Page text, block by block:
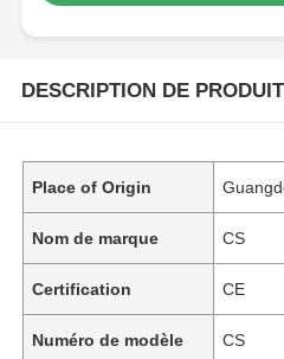
DESCRIPTION DE PRODUIT
Place of Origin
Nom de marque CS
Certification CE
Numéro de modèle CS